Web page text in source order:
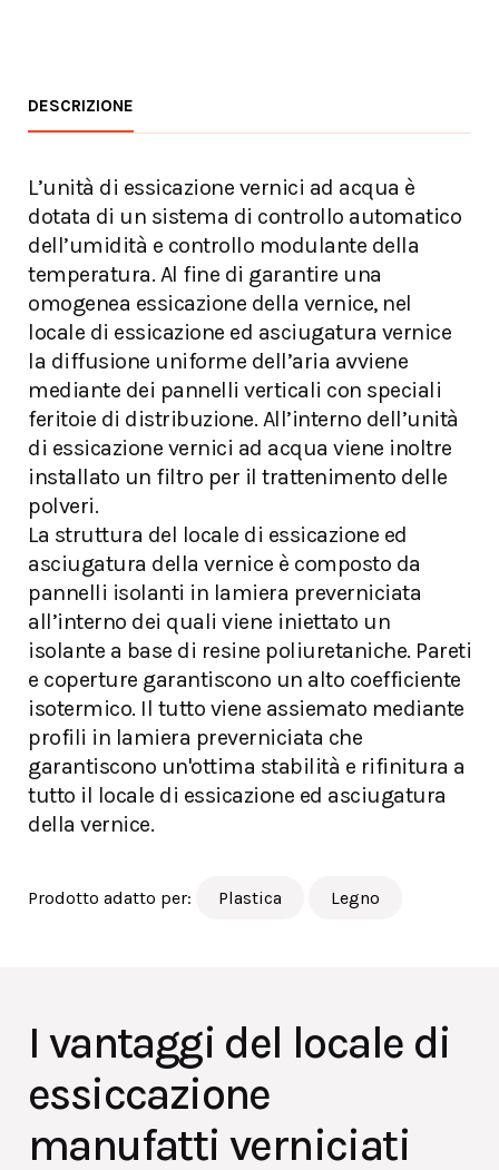
DESCRIZIONE
L’unità di essicazione vernici ad acqua è
dotata di un sistema di controllo automatico
dell’umidità e controllo modulante della
temperatura. Al fine di garantire una
omogenea essicazione della vernice, nel
locale di essicazione ed asciugatura vernice
la diffusione uniforme dell’aria avviene
mediante dei pannelli verticali con speciali
feritoie di distribuzione. All’interno dell’unità
di essicazione vernici ad acqua viene inoltre
installato un filtro per il trattenimento delle
polveri.
La struttura del locale di essicazione ed
asciugatura della vernice è composto da
pannelli isolanti in lamiera preverniciata
all’interno dei quali viene iniettato un
isolante a base di resine poliuretaniche. Pareti
e coperture garantiscono un alto coefficiente
isotermico. Il tutto viene assiemato mediante
profili in lamiera preverniciata che
garantiscono un'ottima stabilità e rifinitura a
tutto il locale di essicazione ed asciugatura
della vernice.
Prodotto adatto per: Plastica Legno
I vantaggi del locale di
essiccazione
manufatti verniciati